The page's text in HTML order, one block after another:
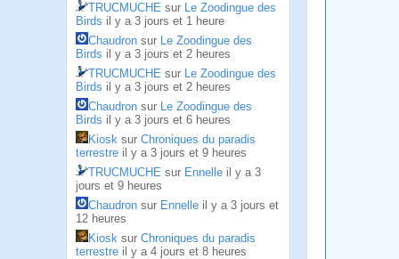
TRUCMUCHE sur Le Zoodingue des
Birds il y a 3 jours et 1 heure
Chaudron sur Le Zoodingue des
Birds il y a 3 jours et 2 heures
TRUCMUCHE sur Le Zoodingue des
Birds il y a 3 jours et 2 heures
Chaudron sur Le Zoodingue des
Birds il y a 3 jours et 6 heures
Kiosk sur Chroniques du paradis
terrestre il y a 3 jours et 9 heures
TRUCMUCHE sur Ennelle il y a 3
jours et 9 heures
Chaudron sur Ennelle il y a 3 jours et
12 heures
Kiosk sur Chroniques du paradis
terrestre il y a 4 jours et 8 heures